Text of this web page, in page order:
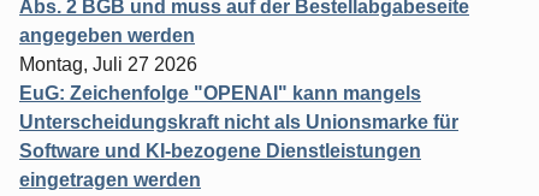
Abs. 2 BGB und muss auf der Bestellabgabeseite
angegeben werden
Montag, Juli 27 2026
EuG: Zeichenfolge "OPENAI" kann mangels
Unterscheidungskraft nicht als Unionsmarke für
Software und KI-bezogene Dienstleistungen
eingetragen werden